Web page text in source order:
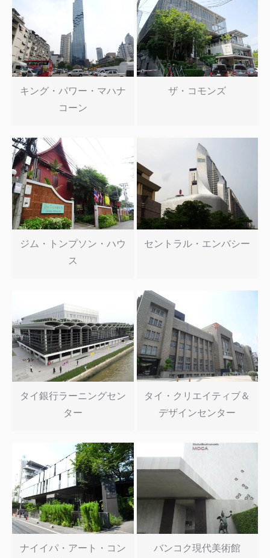
キング・パワー・マハナ
コーン
ザ・コモンズ
ジム・トンプソン・ハウ
ス
セントラル・エンバシー
タイ銀行ラーニングセン
ター
タイ・クリエイティブ＆
デザインセンター
ナイイパ・アート・コン
バンコク現代美術館